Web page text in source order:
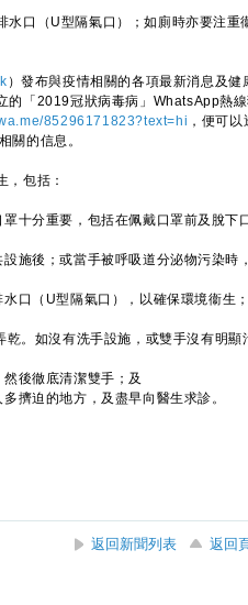
口（U型隔氣口）；如廁時亦要注重
）發布與疫情相關的各項最新消息及健
的「2019冠狀病毒病」WhatsApp熱
85296171823?text=hi ，便可以
關的信息。
包括：
十分重要，包括在佩戴口罩前及脫下
施後；或當手被呼吸道分泌物污染時，
口（U型隔氣口），以確保環境衞生；
。如沒有洗手設施，或雙手沒有明顯
後徹底清潔雙手；及
擠迫的地方，及盡早向醫生求診。
返回新聞列表
返回